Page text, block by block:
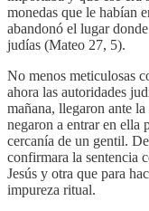
monedas que le habían
abandonó el lugar
judías (Mateo 27, 5).
No menos meticulosas
ahora las autoridades
mañana, llegaron ante
negaron a entrar en ella
cercanía de un gentil.
confirmara la sentencia
Jesús y otra que para
impureza ritual.